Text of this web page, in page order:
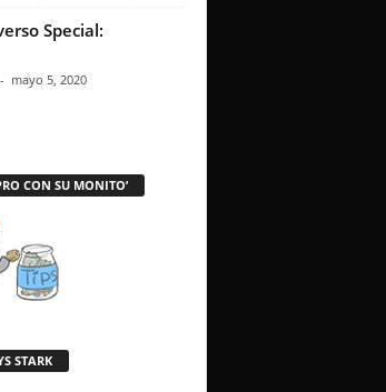
Special:
- mayo 5, 2020
CON SU MONITO’
STARK